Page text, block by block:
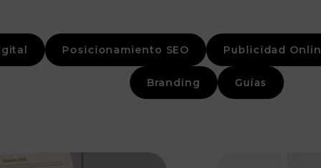
Posicionamiento SEO Publicidad
Branding Guías